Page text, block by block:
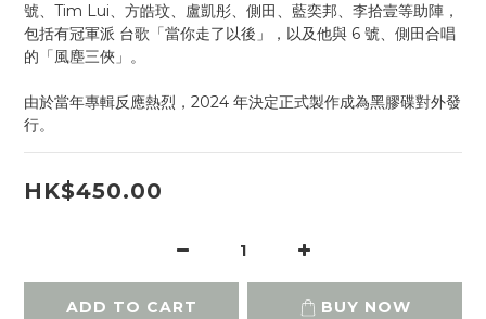
號、Tim Lui、方皓玟、盧凱彤、側田、藍奕邦、李拾壹等助陣，
包括有冠軍派 台歌「當你走了以後」，以及他與 6 號、側田合唱
的「風塵三俠」。
由於當年專輯反應熱烈，2024 年決定正式製作成為黑膠碟對外發
行。
HK$450.00
ADD TO CART BUY NOW